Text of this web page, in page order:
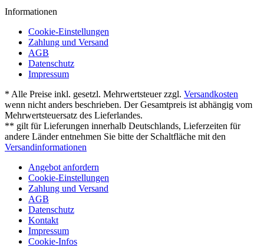
Informationen
Cookie-Einstellungen
Zahlung und Versand
AGB
Datenschutz
Impressum
* Alle Preise inkl. gesetzl. Mehrwertsteuer zzgl. Versandkosten
wenn nicht anders beschrieben. Der Gesamtpreis ist abhängig vom
Mehrwertsteuersatz des Lieferlandes.
** gilt für Lieferungen innerhalb Deutschlands, Lieferzeiten für
andere Länder entnehmen Sie bitte der Schaltfläche mit den
Versandinformationen
Angebot anfordern
Cookie-Einstellungen
Zahlung und Versand
AGB
Datenschutz
Kontakt
Impressum
Cookie-Infos